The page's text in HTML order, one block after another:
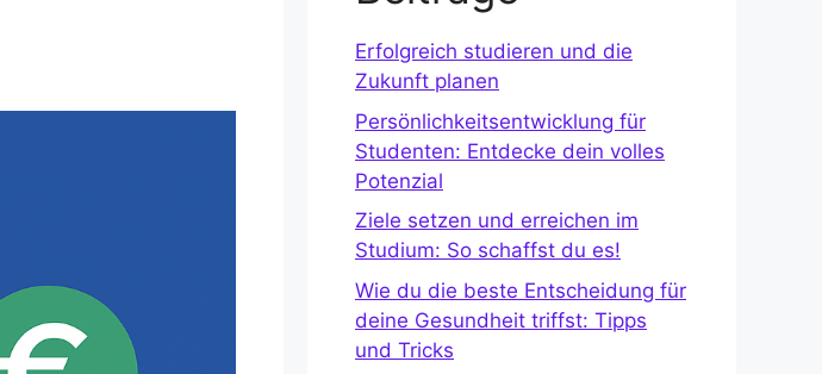
Erfolgreich studieren und die
Zukunft planen
Persönlichkeitsentwicklung für
Studenten: Entdecke dein volles
Potenzial
Ziele setzen und erreichen im
Studium: So schaffst du es!
Wie du die beste Entscheidung für
deine Gesundheit triffst: Tipps
und Tricks